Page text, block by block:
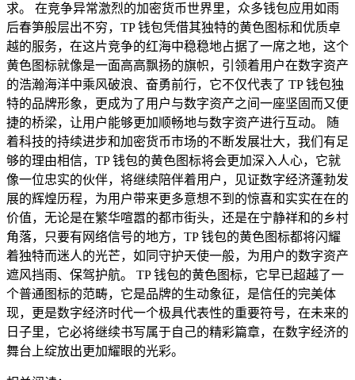
求。 在竞争异常激烈的加密货币世界里，众多钱包应用如雨
后春笋般层出不穷，TP 钱包凭借其独特的黄色图标和优质卓
越的服务，在这片竞争的红海中稳稳地占据了一席之地，这个
黄色图标就像是一面高高飘扬的旗帜，引领着用户在数字资产
的浩瀚海洋中乘风破浪、奋勇前行，它不仅代表了 TP 钱包独
特的品牌形象，更成为了用户与数字资产之间一座坚固而又便
捷的桥梁，让用户能够更加顺畅地与数字资产进行互动。 随
着科技的持续进步和加密货币市场的不断发展壮大，我们有足
够的理由相信，TP 钱包的黄色图标将会更加深入人心，它就
像一位忠实的伙伴，将继续陪伴着用户，见证数字经济蓬勃发
展的辉煌历程，为用户带来更多意想不到的惊喜和实实在在的
价值，无论是在繁华喧嚣的都市街头，还是在宁静祥和的乡村
角落，只要有网络信号的地方，TP 钱包的黄色图标都将闪耀
着独特而迷人的光芒，如同守护天使一般，为用户的数字资产
遮风挡雨、保驾护航。 TP 钱包的黄色图标，它早已超越了一
个普通图标的范畴，它是品牌的生动象征，是信任的完美体
现，更是数字经济时代一个极具代表性的重要符号，在未来的
日子里，它必将继续书写属于自己的精彩篇章，在数字经济的
舞台上绽放出更加耀眼的光彩。